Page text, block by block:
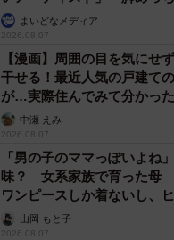
まいどなメディア
2026.08.07
【漫画】周囲の目を気にせ
干せる！最近人気の戸建て
が…実際住んでみて分かっ
中瀬 えみ
2026.08.07
「男の子のママっぽいよね
味？ 女系家族で育った母
ワンピースしか着ないし、
へんが…
山岡 もと子
2026.08.07